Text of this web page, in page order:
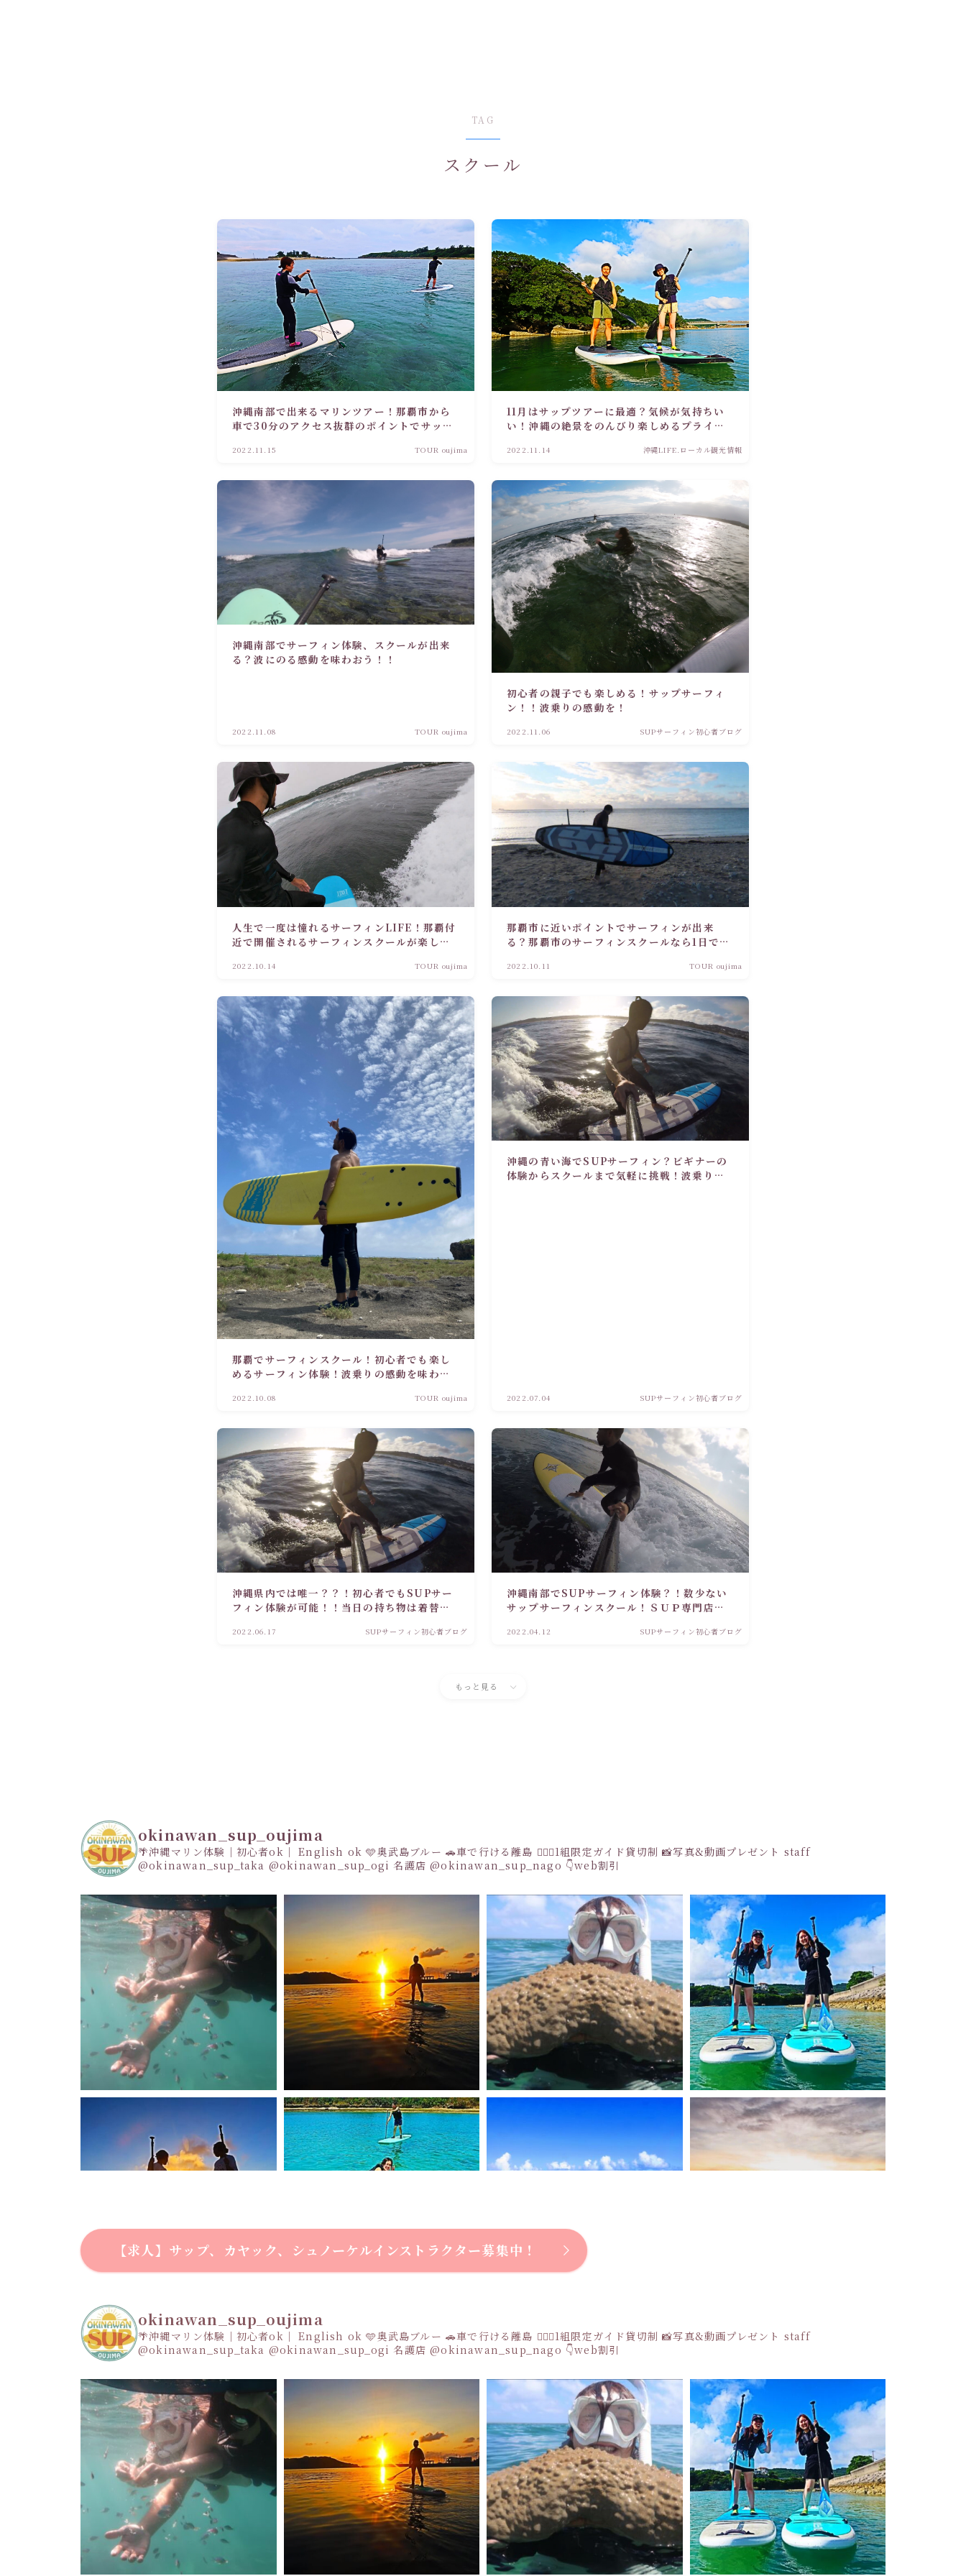
TAG
スクール
沖縄南部で出来るマリンツアー！那覇市から
車で30分のアクセス抜群のポイントでサップ
んびりしよう！
2022.11.15 TOUR oujima
11月はサップツアーに最適？気候が気持ちい
い！沖縄の絶景をのんびり楽しめるプライベ
2022.11.14 沖縄LIFE.ローカル観光情報
沖縄南部でサーフィン体験、スクールが出来
る？波にのる感動を味わおう！！
2022.11.08 TOUR oujima
初心者の親子でも楽しめる！サップサーフィ
ン！！波乗りの感動を！
2022.11.06 SUPサーフィン初心者ブログ
人生で一度は憧れるサーフィンLIFE！那覇付
近で開催されるサーフィンスクールが楽しす
2022.10.14 TOUR oujima
那覇市に近いポイントでサーフィンが出来
る？那覇市のサーフィンスクールなら1日で波
2022.10.11 TOUR oujima
那覇でサーフィンスクール！初心者でも楽し
めるサーフィン体験！波乗りの感動を味わお
2022.10.08 TOUR oujima
沖縄の青い海でSUPサーフィン？ビギナーの
体験からスクールまで気軽に挑戦！波乗りの
2022.07.04 SUPサーフィン初心者ブログ
沖縄県内では唯一？？！初心者でもSUPサー
フィン体験が可能！！当日の持ち物は着替え
2022.06.17 SUPサーフィン初心者ブログ
沖縄南部でSUPサーフィン体験？！数少ない
サップサーフィンスクール！ＳＵＰ専門店の
2022.04.12 SUPサーフィン初心者ブログ
もっと見る
okinawan_sup_oujima
🌴沖縄マリン体験｜初心者ok｜ English ok 🩵奥武島ブルー 🚗車で行ける離島 👩‍❤️‍👩1組限定ガイド貸切制 📸写真&動画プレゼント staff
@okinawan_sup_taka @okinawan_sup_ogi名護店 @okinawan_sup_nago 👇web割引
さらに読み込む Instagram でフォロー
【求人】サップ、カヤック、シュノーケルインストラクター募集中！
okinawan_sup_oujima
🌴沖縄マリン体験｜初心者ok｜ English ok 🩵奥武島ブルー 🚗車で行ける離島 👩‍❤️‍👩1組限定ガイド貸切制 📸写真&動画プレゼント staff
@okinawan_sup_taka @okinawan_sup_ogi 名護店 @okinawan_sup_nago 👇web割引